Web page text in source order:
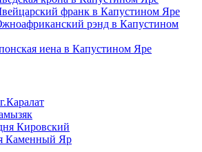
франк в Капустином Яре
рэнд в Капустином
иена в Капустином Яре
Кировский
Каменный Яр